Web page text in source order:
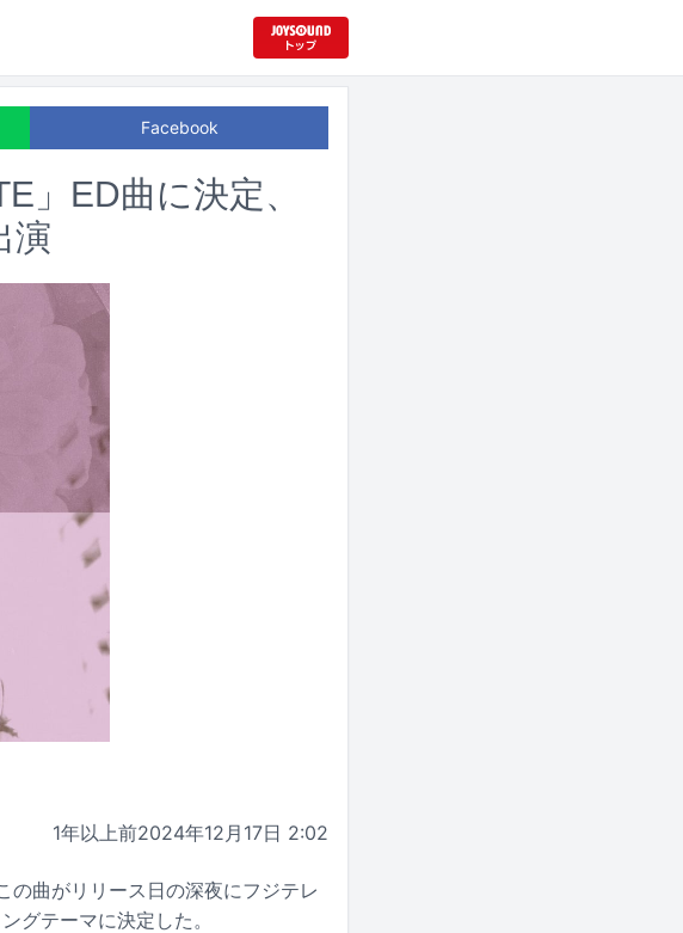
Facebook
」ED曲に決定、
演
1年以上前2024年12月17日 2:02
曲がリリース日の深夜にフジテレ
グテーマに決定した。